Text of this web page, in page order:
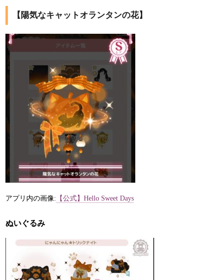
【陽気なキャットオランタンの花】
アプリ内の画像: 【公式】Hello Sweet Days
ぬいぐるみ